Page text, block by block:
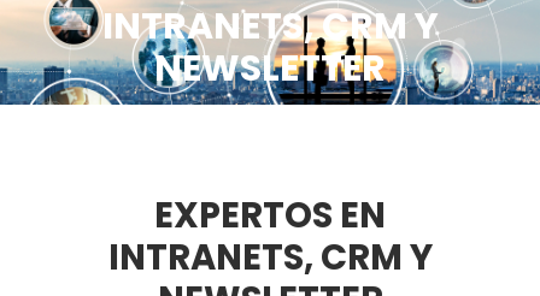
INTRANETS, CRM Y
NEWSLETTER
EXPERTOS EN
INTRANETS, CRM Y